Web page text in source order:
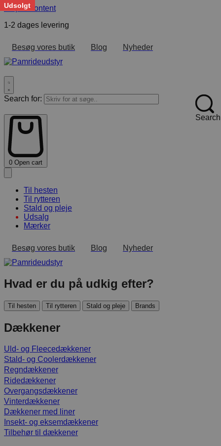
Skip to content
1-2 dages levering
Besøg vores butik Blog Nyheder
Search for:
Search
0 Open cart
Til hesten
Til rytteren
Stald og pleje
Udsalg
Mærker
Besøg vores butik Blog Nyheder
Hvad er du på udkig efter?
Til hesten Til rytteren Stald og pleje Brands
Dækkener
Uld- og Fleecedækkener
Stald- og Coolerdækkener
Regndækkener
Ridedækkener
Overgangsdækkener
Vinterdækkener
Dækkener med liner
Insekt- og eksemdækkener
Tilbehør til dækkener
Udsolgt